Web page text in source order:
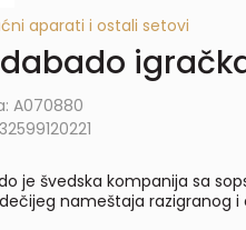
aparati i ostali setovi
A070880
je švedska kompanija sa
nameštaja razigranog i